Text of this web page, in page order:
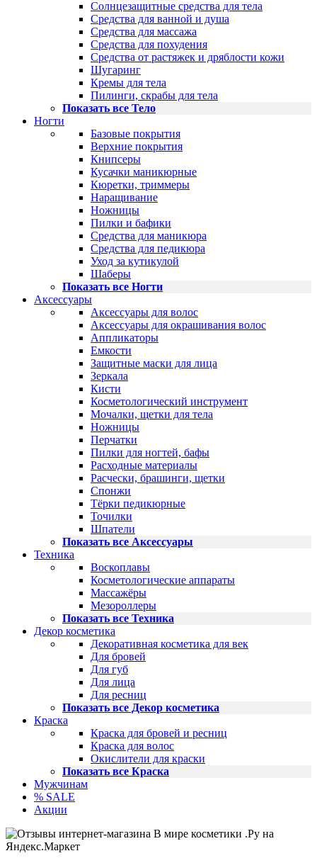
Солнцезащитные средства для тела
Средства для ванной и душа
Средства для массажа
Средства для похудения
Средства от растяжек и дряблости кожи
Шугаринг
Кремы для тела
Пилинги, скрабы для тела
Показать все Тело
Ногти
Базовые покрытия
Верхние покрытия
Книпсеры
Кусачки маникюрные
Кюретки, триммеры
Наращивание
Ножницы
Пилки и бафики
Средства для маникюра
Средства для педикюра
Уход за кутикулой
Шаберы
Показать все Ногти
Аксессуары
Аксессуары для волос
Аксессуары для окрашивания волос
Аппликаторы
Емкости
Защитные маски для лица
Зеркала
Кисти
Косметологический инструмент
Мочалки, щетки для тела
Ножницы
Перчатки
Пилки для ногтей, бафы
Расходные материалы
Расчески, брашинги, щетки
Спонжи
Тёрки педикюрные
Точилки
Шпатели
Показать все Аксессуары
Техника
Воскоплавы
Косметологические аппараты
Массажёры
Мезороллеры
Показать все Техника
Декор косметика
Декоративная косметика для век
Для бровей
Для губ
Для лица
Для ресниц
Показать все Декор косметика
Краска
Краска для бровей и ресниц
Краска для волос
Окислители для краски
Показать все Краска
Мужчинам
% SALE
Акции